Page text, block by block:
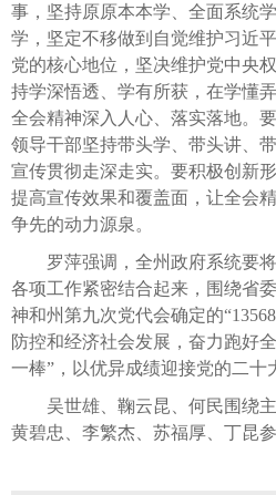
事，坚持原原本本学、全面系统
学，坚定不移做到自觉维护习近
党的核心地位，坚决维护党中央
持学深悟透、学有所获，在学懂
全会精神深入人心、落实落地。
领导干部坚持带头学、带头讲、
宣传贯彻走深走实。要积极创新
提高宣传效果和覆盖面，让全会
争先的动力源泉。
罗萍强调，全州政府系统要将
各项工作紧密结合起来，围绕省
神和州第九次党代会确定的
防控和经济社会发展，奋力跑好
一棒”，以优异成绩迎接党的二十
吴世雄、鞠云昆、何民围绕主
黄碧忠、李繁杰、苏福厚、丁昆参